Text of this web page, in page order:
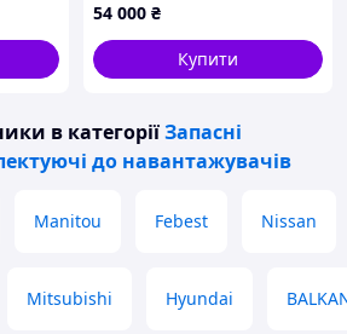
54 000 ₴
Купити
в категоріїЗапасні
до навантажувачів
Manitou Febest Nissan
Mitsubishi Hyundai